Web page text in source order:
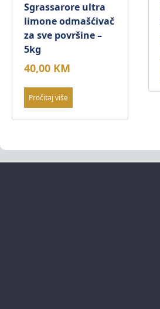
Sgrassarore ultra
limone odmašćivač
za sve površine –
5kg
40,00 KM
Pročitaj više